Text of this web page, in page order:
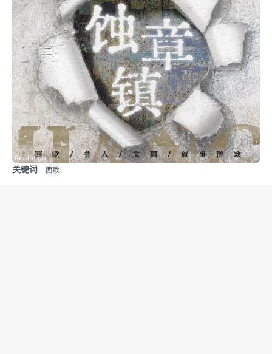
关键词 西欧